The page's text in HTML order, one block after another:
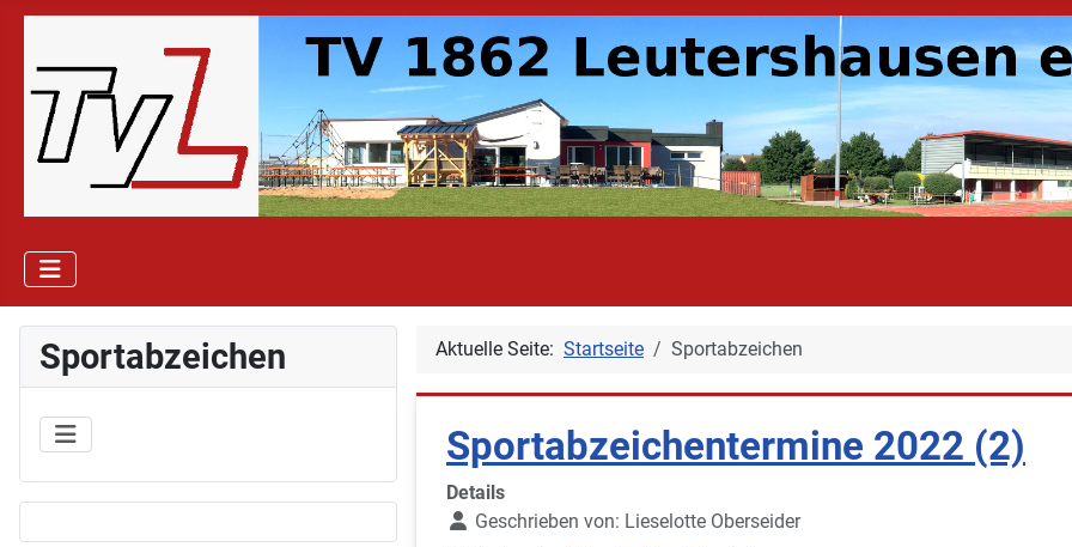
Sportabzeichen Aktuelle Seite: Startseite Sportabzeichen
Sportabzeichentermine 2022 (2)
Details
Geschrieben von: Lieselotte Oberseider